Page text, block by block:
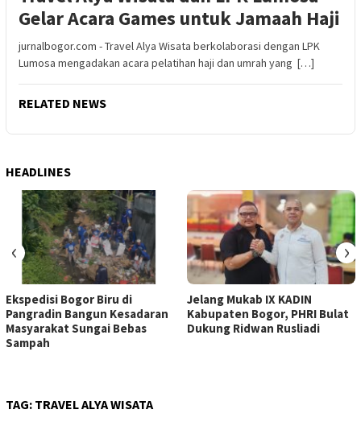
Gelar Acara Games untuk Jamaah Haji
jurnalbogor.com - Travel Alya Wisata berkolaborasi dengan LPK
Lumosa mengadakan acara pelatihan haji dan umrah yang […]
RELATED NEWS
HEADLINES
Ekspedisi Bogor Biru di
Pangradin Bangun Kesadaran
Masyarakat Sungai Bebas
Sampah
Jelang Mukab IX KADIN
Kabupaten Bogor, PHRI Bulat
Dukung Ridwan Rusliadi
‹ ›
TAG: TRAVEL ALYA WISATA